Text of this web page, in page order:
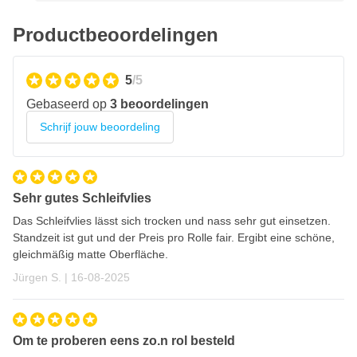
Productbeoordelingen
5/5
Gebaseerd op 3 beoordelingen
Schrijf jouw beoordeling
Sehr gutes Schleifvlies
Das Schleifvlies lässt sich trocken und nass sehr gut einsetzen.
Standzeit ist gut und der Preis pro Rolle fair. Ergibt eine schöne,
gleichmäßig matte Oberfläche.
Jürgen S. | 16 augustus 2025
16-08-2025
Om te proberen eens zo.n rol besteld